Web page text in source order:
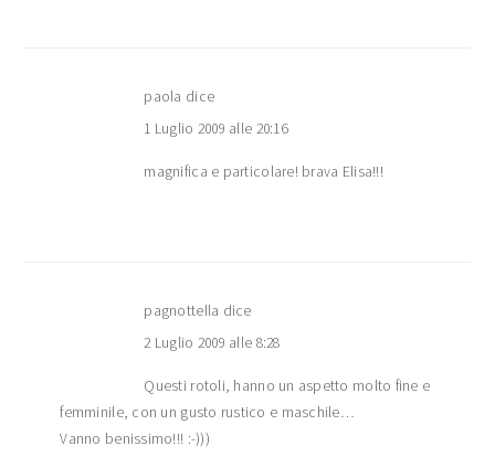
paola dice
1 Luglio 2009 alle 20:16
magnifica e particolare! brava Elisa!!!
pagnottella dice
2 Luglio 2009 alle 8:28
Questi rotoli, hanno un aspetto molto fine e
femminile, con un gusto rustico e maschile…
Vanno benissimo!!! :-)))